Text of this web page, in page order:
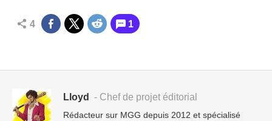
4 1
Lloyd - Chef de projet éditorial
Rédacteur sur MGG depuis 2012 et spécialisé